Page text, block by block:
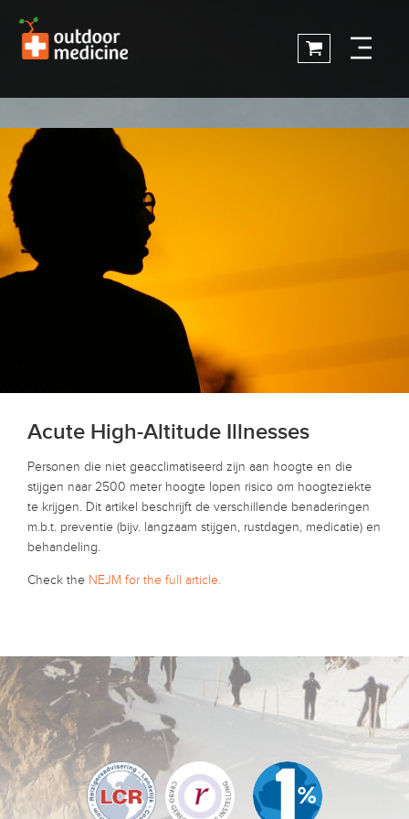
Acute High-Altitude Illnesses
Personen die niet geacclimatiseerd zijn aan hoogte en die
stijgen naar 2500 meter hoogte lopen risico om hoogteziekte
te krijgen. Dit artikel beschrijft de verschillende benaderingen
m.b.t. preventie (bijv. langzaam stijgen, rustdagen, medicatie) en
behandeling.
Check the NEJM for the full article.